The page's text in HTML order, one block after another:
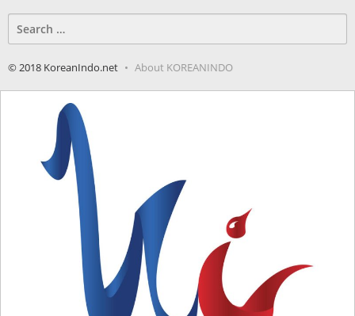
for:
© 2018 KoreanIndo.net About KOREANINDO